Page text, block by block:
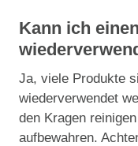
Kann ich
Ja, viele Produkte
wiederverwendet
den Kragen
aufbewahren.